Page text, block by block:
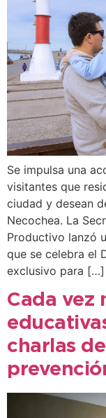
Se impulsa una
visitantes que
ciudad y desean
Necochea. La
Productivo lanzó
que se celebra el
exclusivo para […]
Cada vez
charlas